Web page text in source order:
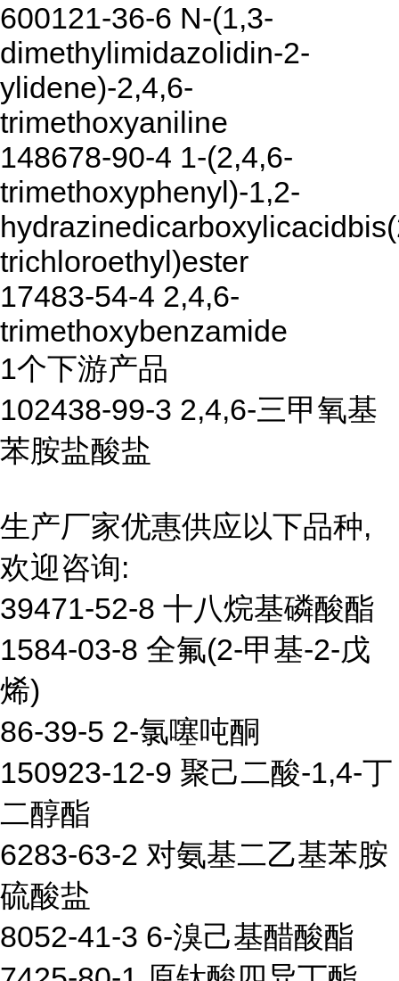
600121-36-6 N-(1,3-
dimethylimidazolidin-2-
ylidene)-2,4,6-
trimethoxyaniline
148678-90-4 1-(2,4,6-
trimethoxyphenyl)-1,2-
trichloroethyl)ester
17483-54-4 2,4,6-
trimethoxybenzamide
1个下游产品
102438-99-3 2,4,6-三甲氧基
苯胺盐酸盐
生产厂家优惠供应以下品种,
欢迎咨询:
39471-52-8 十八烷基磷酸酯
1584-03-8 全氟(2-甲基-2-戊
烯)
86-39-5 2-氯噻吨酮
150923-12-9 聚己二酸-1,4-丁
二醇酯
6283-63-2 对氨基二乙基苯胺
硫酸盐
8052-41-3 6-溴己基醋酸酯